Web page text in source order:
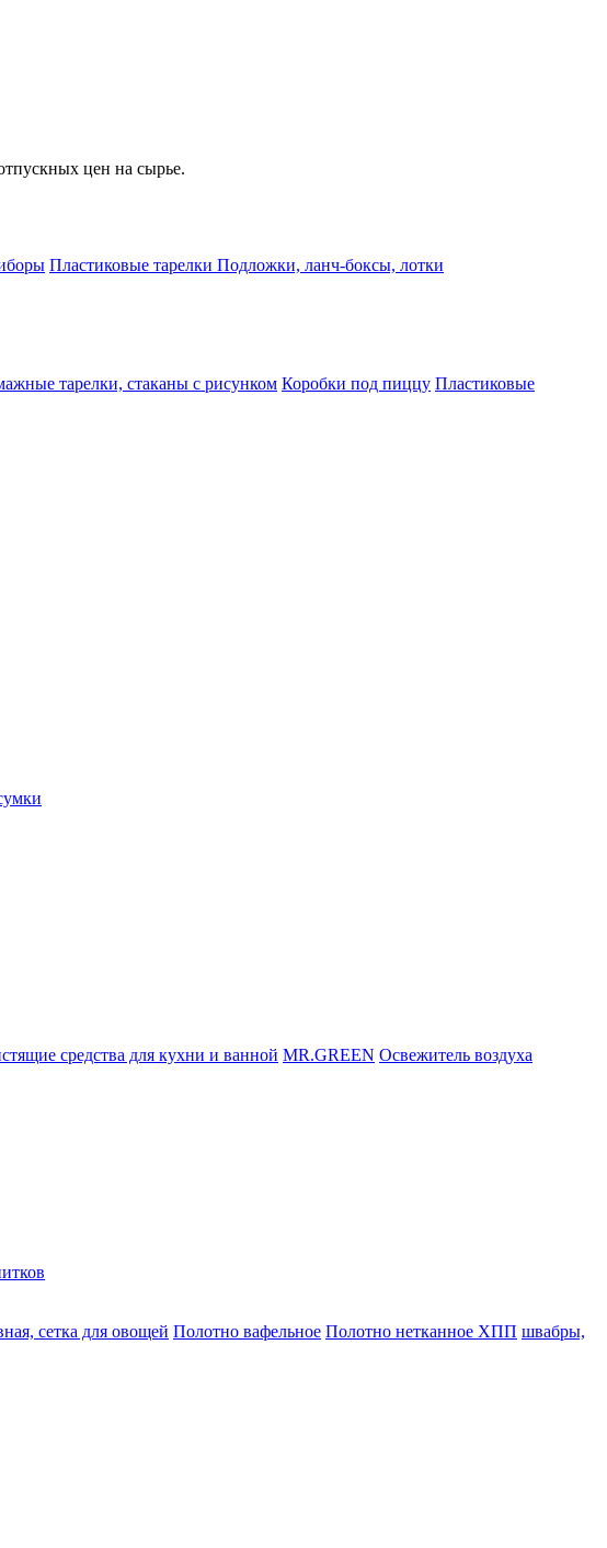
цен на сырье.
Пластиковые тарелки Подложки, ланч-боксы, лотки
тарелки, стаканы с рисунком Коробки под пиццу Пластиковые
средства для кухни и ванной MR.GREEN Освежитель воздуха
сетка для овощей Полотно вафельное Полотно нетканное ХПП швабры,